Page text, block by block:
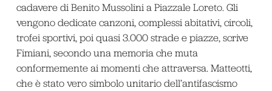
cadavere di Benito Mussolini a Piazzale Loreto. Gli
vengono dedicate canzoni, complessi abitativi, circoli,
trofei sportivi, poi quasi 3.000 strade e piazze, scrive
Fimiani, secondo una memoria che muta
conformemente ai momenti che attraversa. Matteotti,
che è stato vero simbolo unitario dell’antifascismo